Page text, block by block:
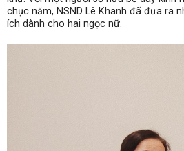
chục năm, NSND Lê Khanh đã đưa ra
ích dành cho hai ngọc nữ.